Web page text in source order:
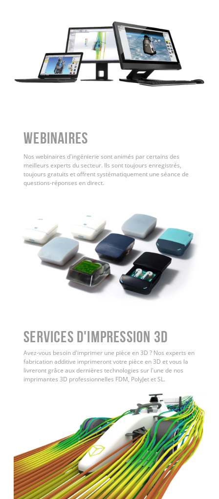
WEBINAIRES
Nos webinaires d'ingénierie sont animés par certains des
meilleurs experts du secteur. Ils sont toujours enregistrés,
toujours gratuits et offrent systématiquement une séance de
questions-réponses en direct.
Services d'impression 3D
Avez-vous besoin d'imprimer une pièce en 3D ? Nos experts en
fabrication additive imprimeront votre pièce en 3D et vous la
livreront grâce aux dernières technologies sur l'une de nos
imprimantes 3D professionnelles FDM, PolyJet et SL.